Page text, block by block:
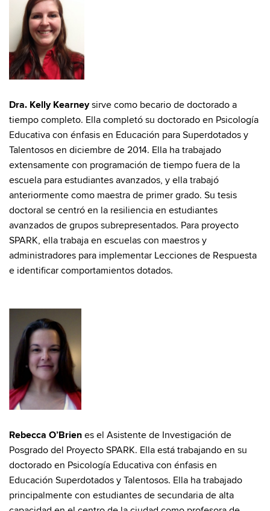
Dra. Kelly Kearneysirve como becario de doctorado a
tiempo completo. Ella completó su doctorado en Psicología
Educativa con énfasis en Educación para Superdotados y
Talentosos en diciembre de 2014. Ella ha trabajado
extensamente con programación de tiempo fuera de la
escuela para estudiantes avanzados, y ella trabajó
anteriormente como maestra de primer grado. Su tesis
doctoral se centró en la resiliencia en estudiantes
avanzados de grupos subrepresentados. Para proyecto
SPARK, ella trabaja en escuelas con maestros y
administradores para implementar Lecciones de Respuesta
e identificar comportamientos dotados.
Rebecca O’Brien es el Asistente de Investigación de
Posgrado del Proyecto SPARK. Ella está trabajando en su
doctorado en Psicología Educativa con énfasis en
Educación Superdotados y Talentosos. Ella ha trabajado
principalmente con estudiantes de secundaria de alta